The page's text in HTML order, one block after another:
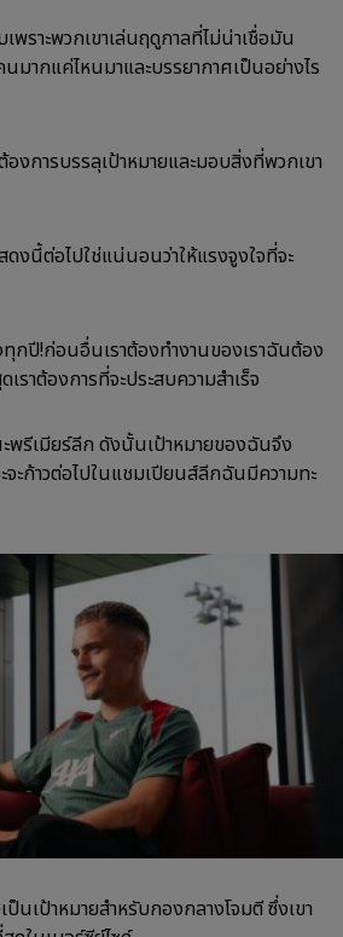
พราะพวกเขาเล่นฤดูกาลที่ไม่น่าเชื่อมัน
นมากแค่ไหนมาและบรรยากาศเป็นอย่างไร
งการบรรลุเป้าหมายและมอบสิ่งที่พวกเขา
งนี้ต่อไปใช่แน่นอนว่าให้แรงจูงใจที่จะ
กปี!ก่อนอื่นเราต้องทำงานของเราฉันต้อง
ราต้องการที่จะประสบความสำเร็จ
พรีเมียร์ลีก ดังนั้นเป้าหมายของฉันจึง
จะก้าวต่อไปในแชมเปียนส์ลีกฉันมีความทะ
เป้าหมายสำหรับกองกลางโจมตี ซึ่งเขา